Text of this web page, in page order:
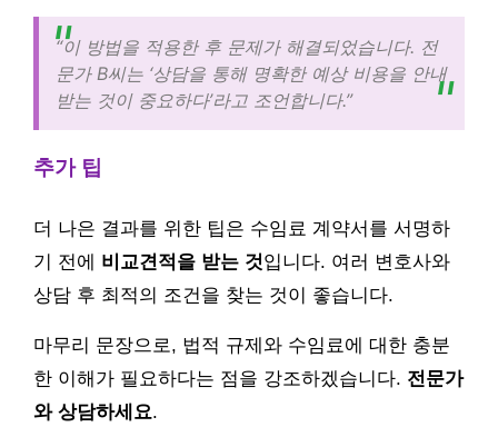
“이 방법을 적용한 후 문제가 해결되었습니다. 전
문가 B씨는 ‘상담을 통해 명확한 예상 비용을 안내
받는 것이 중요하다’라고 조언합니다.”
추가 팁
더 나은 결과를 위한 팁은 수임료 계약서를 서명하
기 전에 비교견적을 받는 것입니다. 여러 변호사와
상담 후 최적의 조건을 찾는 것이 좋습니다.
마무리 문장으로, 법적 규제와 수임료에 대한 충분
한 이해가 필요하다는 점을 강조하겠습니다. 전문가
와 상담하세요.